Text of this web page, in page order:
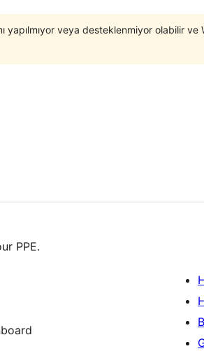
yapılmıyor veya desteklenmiyor olabilir
PPE.